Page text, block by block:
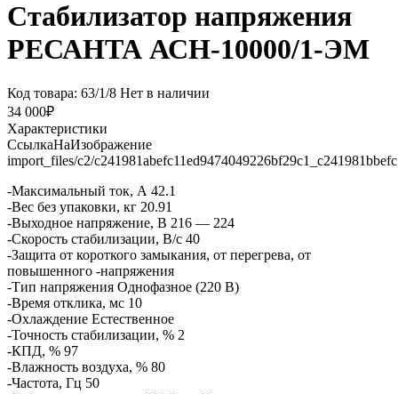
Стабилизатор напряжения
РЕСАНТА АСН-10000/1-ЭМ
Код товара: 63/1/8 Нет в наличии
34 000₽
Характеристики
СсылкаНаИзображение
import_files/c2/
-Максимальный ток, А 42.1
-Вес без упаковки, кг 20.91
-Выходное напряжение, В 216 — 224
-Скорость стабилизации, В/с 40
-Защита от короткого замыкания, от перегрева, от
повышенного -напряжения
-Тип напряжения Однофазное (220 В)
-Время отклика, мс 10
-Охлаждение Естественное
-Точность стабилизации, % 2
-КПД, % 97
-Влажность воздуха, % 80
-Частота, Гц 50